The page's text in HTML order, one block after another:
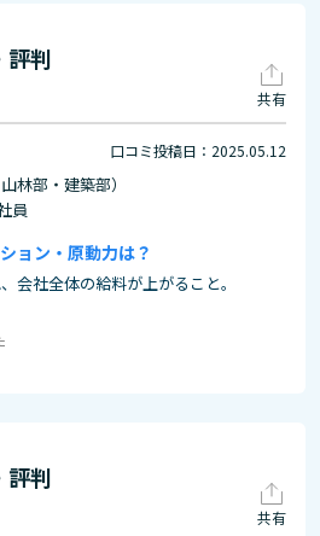
評判
共有
口コミ投稿日：2025.05.12
林部・建築部）
員
ョン・原動力は？
会社全体の給料が上がること。
評判
共有